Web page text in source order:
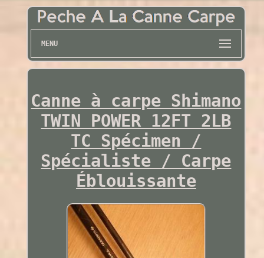
MENU
Canne à carpe Shimano
TWIN POWER 12FT 2LB
TC Spécimen /
Spécialiste / Carpe
Éblouissante